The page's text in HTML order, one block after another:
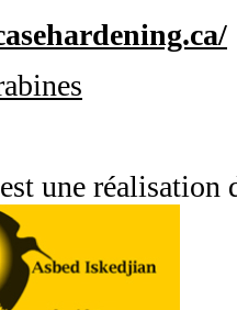
une réalisation